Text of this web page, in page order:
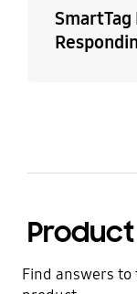
SmartTag
Find answers